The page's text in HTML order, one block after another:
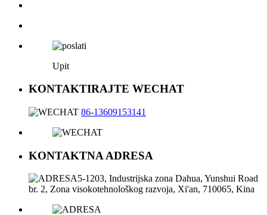
Upit
KONTAKTIRAJTE WECHAT
86-13609153141
KONTAKTNA ADRESA
5-1203, Industrijska zona Dahua, Yunshui Road
br. 2, Zona visokotehnološkog razvoja, Xi'an, 710065, Kina